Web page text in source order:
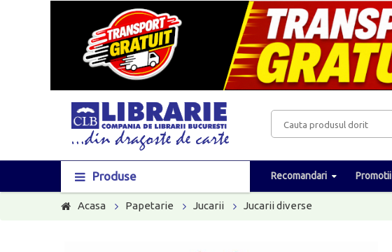
Produse Recomandari Promotii
Acasa Papetarie Jucarii Jucarii diverse